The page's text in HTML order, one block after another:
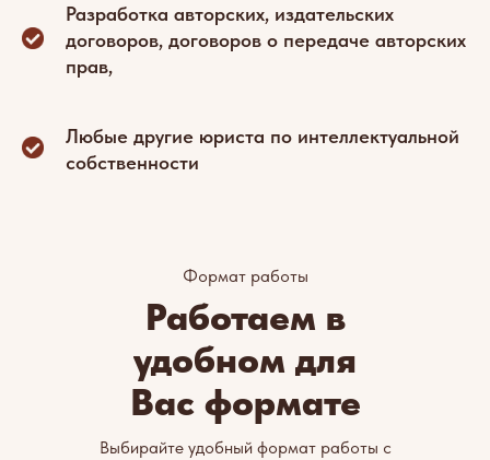
Разработка авторских, издательских
договоров, договоров о передаче авторских
прав,
Любые другие юриста по интеллектуальной
собственности
Работаем в
удобном для
Вас формате
Формат работы
Выбирайте удобный формат работы с